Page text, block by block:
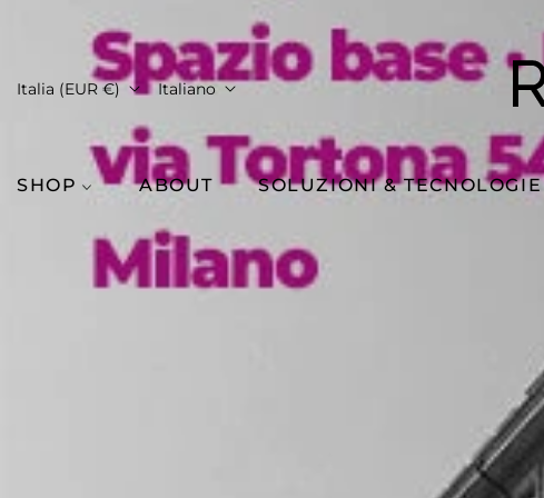
Italia (EUR €) Italiano
SHOP ABOUT SOLUZIONI & TECNOLOGIE